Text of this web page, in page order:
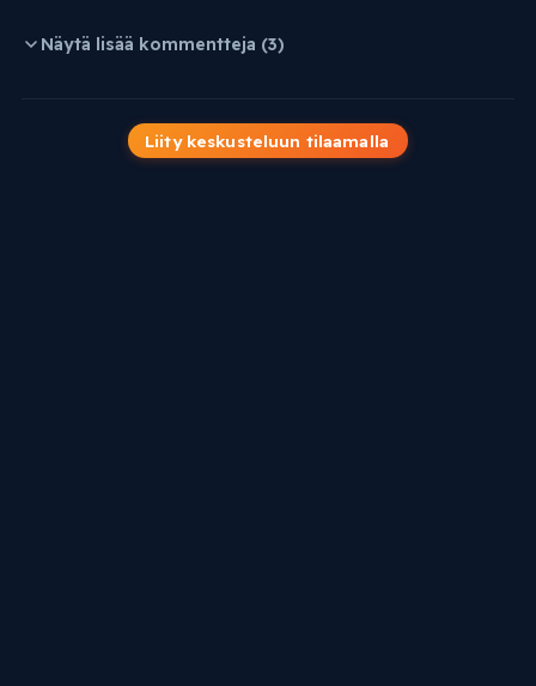
Näytä lisää kommentteja (3)
Liity keskusteluun tilaamalla